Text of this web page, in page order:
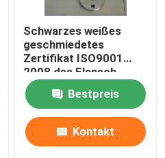
Schwarzes weißes
geschmiedetes
Zertifikat ISO9001
2008 des Flansch-
Gost-12820
Bestpreis
Kontakt